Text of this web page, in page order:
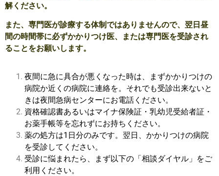
解ください。
また、専門医が診療する体制ではありませんので、翌日昼
間の時間帯に必ずかかりつけ医、または専門医を受診され
ることをお願いします。
夜間に急に具合が悪くなった時は、まずかかりつけの
病院か近くの病院に連絡を。それでも受診出来ないと
きは夜間急病センターにお電話ください。
資格確認書あるいはマイナ保険証・乳幼児受給者証・
お薬手帳等を忘れずにお持ちください。
薬の処方は1日分のみです。翌日、かかりつけの病院
を受診してください。
受診に悩まれたら、まず以下の「相談ダイヤル」をご
利用ください。